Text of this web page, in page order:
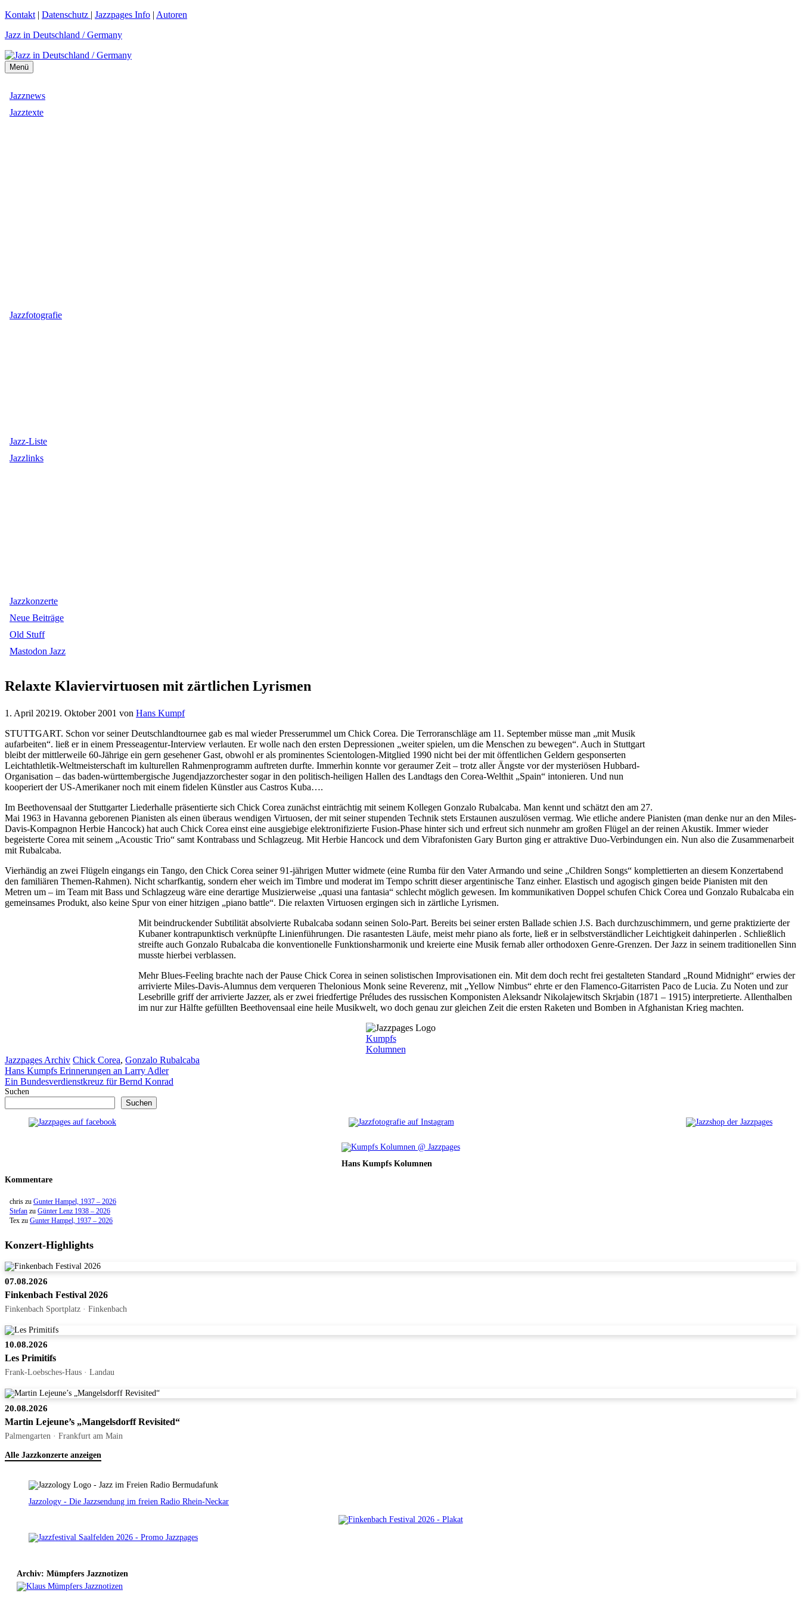
Zum
springen
Kontakt | Datenschutz | Jazzpages Info | Autoren
Jazz in Deutschland / Germany
Menü
Jazznews
Jazztexte
Jazzfotografie
Jazz-Liste
Jazzlinks
Jazzkonzerte
Neue Beiträge
Old Stuff
Mastodon Jazz
Relaxte Klaviervirtuosen mit zärtlichen Lyrismen
1. April 20219. Oktober 2001 von Hans Kumpf
STUTTGART. Schon vor seiner Deutschlandtournee gab es mal wieder Presserummel um Chick Corea. Die Terroranschläge am 11. September müsse man „mit Musik
aufarbeiten“. ließ er in einem Presseagentur-Interview verlauten. Er wolle nach den ersten Depressionen „weiter spielen, um die Menschen zu bewegen“. Auch in Stuttgart
bleibt der mittlerweile 60-Jährige ein gern gesehener Gast, obwohl er als prominentes Scientologen-Mitglied 1990 nicht bei der mit öffentlichen Geldern gesponserten
Leichtathletik-Weltmeisterschaft im kulturellen Rahmenprogramm auftreten durfte. Immerhin konnte vor geraumer Zeit – trotz aller Ängste vor der mysteriösen Hubbard-
Organisation – das baden-württembergische Jugendjazzorchester sogar in den politisch-heiligen Hallen des Landtags den Corea-Welthit „Spain“ intonieren. Und nun
kooperiert der US-Amerikaner noch mit einem fidelen Künstler aus Castros Kuba….
Im Beethovensaal der Stuttgarter Liederhalle präsentierte sich Chick Corea zunächst einträchtig mit seinem Kollegen Gonzalo Rubalcaba. Man kennt und schätzt den am 27.
Mai 1963 in Havanna geborenen Pianisten als einen überaus wendigen Virtuosen, der mit seiner stupenden Technik stets Erstaunen auszulösen vermag. Wie etliche andere Pianisten (man denke nur an den Miles-
Davis-Kompagnon Herbie Hancock) hat auch Chick Corea einst eine ausgiebige elektronifizierte Fusion-Phase hinter sich und erfreut sich nunmehr am großen Flügel an der reinen Akustik. Immer wieder
begeisterte Corea mit seinem „Acoustic Trio“ samt Kontrabass und Schlagzeug. Mit Herbie Hancock und dem Vibrafonisten Gary Burton ging er attraktive Duo-Verbindungen ein. Nun also die Zusammenarbeit
mit Rubalcaba.
Vierhändig an zwei Flügeln eingangs ein Tango, den Chick Corea seiner 91-jährigen Mutter widmete (eine Rumba für den Vater Armando und seine „Children Songs“ komplettierten an diesem Konzertabend
den familiären Themen-Rahmen). Nicht scharfkantig, sondern eher weich im Timbre und moderat im Tempo schritt dieser argentinische Tanz einher. Elastisch und agogisch gingen beide Pianisten mit den
Metren um – im Team mit Bass und Schlagzeug wäre eine derartige Musizierweise „quasi una fantasia“ schlecht möglich gewesen. Im kommunikativen Doppel schufen Chick Corea und Gonzalo Rubalcaba ein
gemeinsames Produkt, also keine Spur von einer hitzigen „piano battle“. Die relaxten Virtuosen ergingen sich in zärtliche Lyrismen.
Mit beindruckender Subtilität absolvierte Rubalcaba sodann seinen Solo-Part. Bereits bei seiner ersten Ballade schien J.S. Bach durchzuschimmern, und gerne praktizierte der
Kubaner kontrapunktisch verknüpfte Linienführungen. Die rasantesten Läufe, meist mehr piano als forte, ließ er in selbstverständlicher Leichtigkeit dahinperlen . Schließlich
streifte auch Gonzalo Rubalcaba die konventionelle Funktionsharmonik und kreierte eine Musik fernab aller orthodoxen Genre-Grenzen. Der Jazz in seinem traditionellen Sinn
musste hierbei verblassen.
Mehr Blues-Feeling brachte nach der Pause Chick Corea in seinen solistischen Improvisationen ein. Mit dem doch recht frei gestalteten Standard „Round Midnight“ erwies der
arrivierte Miles-Davis-Alumnus dem verqueren Thelonious Monk seine Reverenz, mit „Yellow Nimbus“ ehrte er den Flamenco-Gitarristen Paco de Lucia. Zu Noten und zur
Lesebrille griff der arrivierte Jazzer, als er zwei friedfertige Préludes des russischen Komponisten Aleksandr Nikolajewitsch Skrjabin (1871 – 1915) interpretierte. Allenthalben
im nur zur Hälfte gefüllten Beethovensaal eine heile Musikwelt, wo doch genau zur gleichen Zeit die ersten Raketen und Bomben in Afghanistan Krieg machten.
Kumpfs
Kolumnen
Kategorien
Jazzpages Archiv Schlagwörter
Chick Corea, Gonzalo Rubalcaba
Hans Kumpfs Erinnerungen an Larry Adler
Ein Bundesverdienstkreuz für Bernd Konrad
Suchen
Suchen
Hans Kumpfs Kolumnen
Kommentare
chris zu Gunter Hampel, 1937 – 2026
Stefan zu Günter Lenz 1938 – 2026
Tex zu Gunter Hampel, 1937 – 2026
Konzert-Highlights
07.08.2026
Finkenbach Festival 2026
Finkenbach Sportplatz · Finkenbach
10.08.2026
Les Primitifs
Frank-Loebsches-Haus · Landau
20.08.2026
Martin Lejeune’s „Mangelsdorff Revisited“
Palmengarten · Frankfurt am Main
Alle Jazzkonzerte anzeigen
Jazzology - Die Jazzsendung im freien Radio Rhein-Neckar
Archiv: Mümpfers Jazznotizen